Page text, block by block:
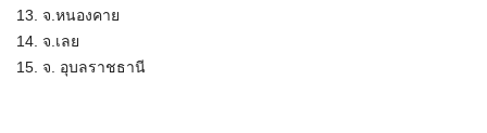
13. จ.หนองคาย
14. จ.เลย
15. จ. อุบลราชธานี